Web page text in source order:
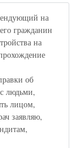
на
гражданин
на
об
людьми,
лицом,
заявляю,